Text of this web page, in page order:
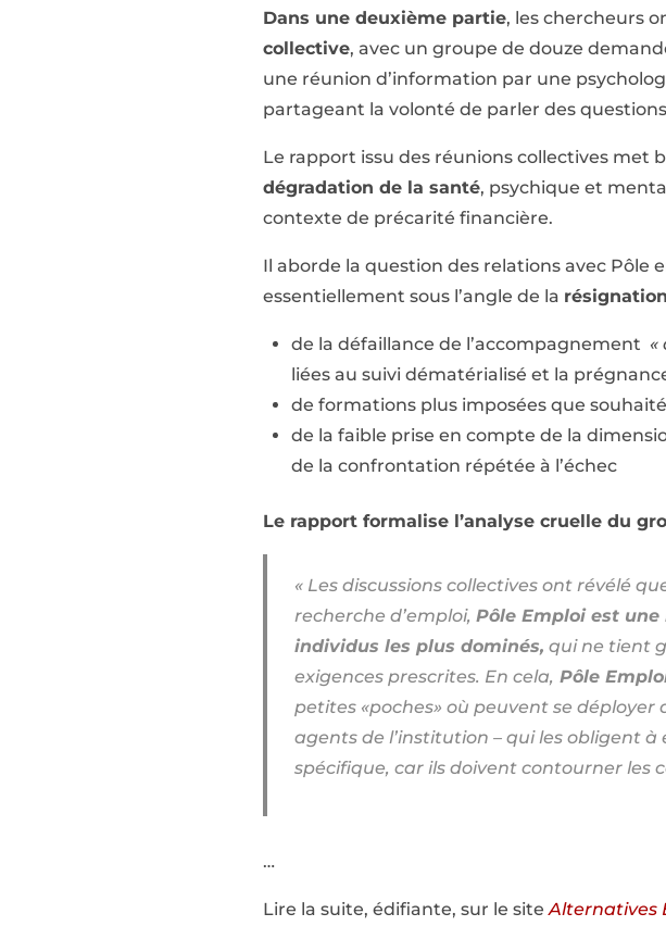
Dans une deuxième partie, les chercheurs
collective, avec un groupe de douze
une réunion d’information par une
partageant la volonté de parler des
Le rapport issu des réunions collectives met
dégradation de la santé, psychique et
contexte de précarité financière.
Il aborde la question des relations avec Pôle
essentiellement sous l’angle de la
de la défaillance de l’accompagnement «
liées au suivi dématérialisé et la
de formations plus imposées que
de la faible prise en compte de la
de la confrontation répétée à l’échec
Le rapport formalise l’analyse cruelle du
« Les discussions collectives ont révélé
recherche d’emploi, Pôle Emploi est
individus les plus dominés, qui ne tient
exigences prescrites. En cela, Pôle
petites «poches» où peuvent se
agents de l’institution – qui les obligent
spécifique, car ils doivent contourner les
…
Lire la suite, édifiante, sur le siteAlternatives